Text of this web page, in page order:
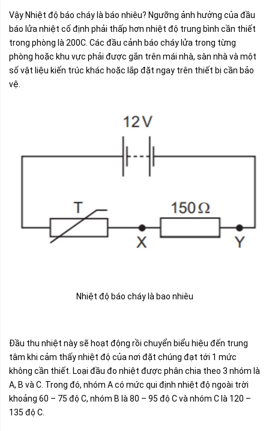
Vậy Nhiệt độ báo cháy là báo nhiêu? Ngưỡng ảnh hưởng của đầu
báo lửa nhiệt cố định phải thấp hơn nhiệt độ trung bình cần thiết
trong phòng là 200C. Các đầu cảnh báo cháy lửa trong từng
phòng hoặc khu vực phải được gắn trên mái nhà, sàn nhà và một
số vật liệu kiến trúc khác hoặc lắp đặt ngay trên thiết bị cần bảo
vệ.
Nhiệt độ báo cháy là bao nhiêu
Đầu thu nhiệt này sẽ hoạt động rồi chuyển biểu hiệu đến trung
tâm khi cảm thấy nhiệt độ của nơi đặt chúng đạt tới 1 mức
không cần thiết. Loại đầu đo nhiệt được phân chia theo 3 nhóm là
A, B và C. Trong đó, nhóm A có mức qui định nhiệt độ ngoài trời
khoảng 60 – 75 độ C, nhóm B là 80 – 95 độ C và nhóm C là 120 –
135 độ C.